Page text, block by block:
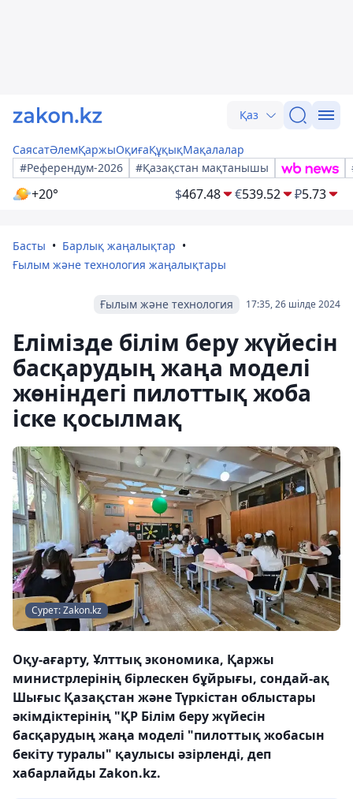
Қаз
СаясатӘлемҚаржыОқиғаҚұқықМақалалар
#Референдум-2026
#Қазақстан мақтанышы
+20° $467.48 €539.52 ₽5.73
Басты
Барлық жаңалықтар
Ғылым және технология жаңалықтары
17:35, 26 шілде 2024
Ғылым және технология
Елімізде білім беру жүйесін
басқарудың жаңа моделі
жөніндегі пилоттық жоба
іске қосылмақ
Сурет: Zakon.kz
Оқу-ағарту, Ұлттық экономика, Қаржы
министрлерінің бірлескен бұйрығы, сондай-ақ
Шығыс Қазақстан және Түркістан облыстары
әкімдіктерінің "ҚР Білім беру жүйесін
басқарудың жаңа моделі "пилоттық жобасын
бекіту туралы" қаулысы әзірленді, деп
хабарлайды Zakon.kz.